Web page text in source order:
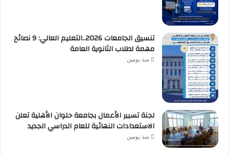
تنسيق الجامعات 2026..التعليم العالي: 9 نصائح
مهمة لطلاب الثانوية العامة
منذ يومين
لجنة تسيير الأعمال بجامعة حلوان الأهلية تعلن
الاستعدادات النهائية للعام الدراسي الجديد
منذ يومين